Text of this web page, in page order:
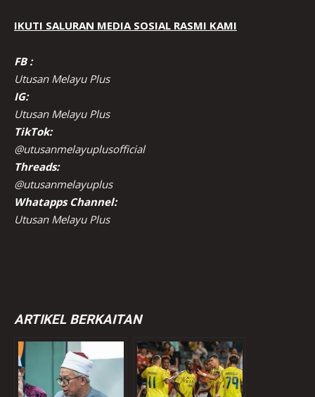
IKUTI SALURAN MEDIA SOSIAL RASMI KAMI
FB :
Utusan Melayu Plus
IG:
Utusan Melayu Plus
TikTok:
@utusanmelayuplusofficial
Threads:
@utusanmelayuplus
Whatapps Channel:
Utusan Melayu Plus
ARTIKEL BERKAITAN